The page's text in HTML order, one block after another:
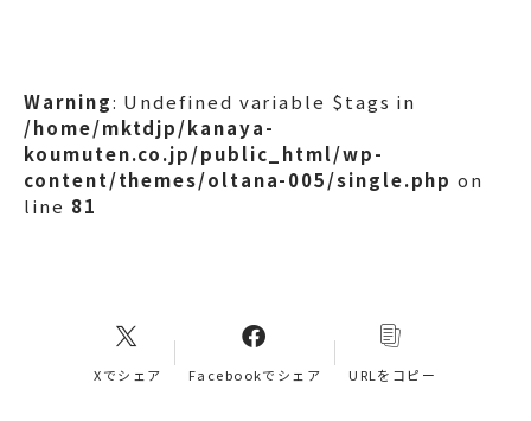
Warning: Undefined variable $tags in
/home/mktdjp/kanaya-
koumuten.co.jp/public_html/wp-
content/themes/oltana-005/single.php on
line 81
Xでシェア Facebookでシェア URLをコピー